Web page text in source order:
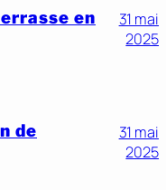
en
31 mai
2025
de
31 mai
2025